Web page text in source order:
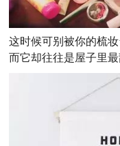
这时候可别被你的梳
而它却往往是屋子里最